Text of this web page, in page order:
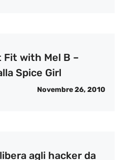
Fit with Mel B –
Spice Girl
Novembre 26, 2010
agli hacker da